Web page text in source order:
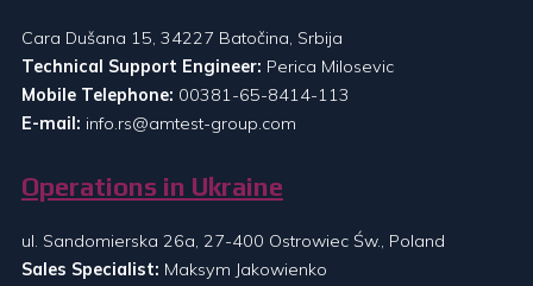
Cara Dušana 15, 34227 Batočina, Srbija
Technical Support Engineer: Perica Milosevic
Mobile Telephone: 00381-65-8414-113
E-mail: info.rs@amtest-group.com
Operations in Ukraine
ul. Sandomierska 26a, 27-400 Ostrowiec Św., Poland
Sales Specialist: Maksym Jakowienko